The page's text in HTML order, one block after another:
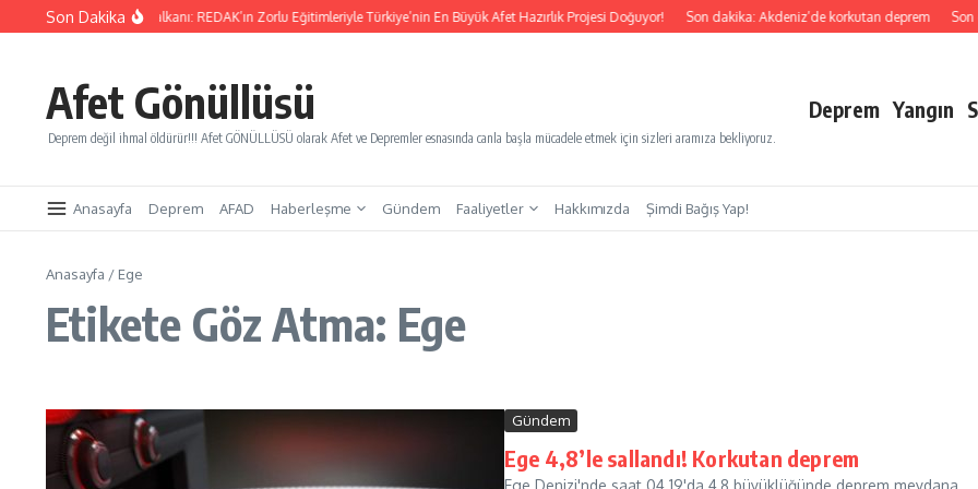
İçeriğe atlaSon Dakika
Kurtaracak Gençlik Kalkanı: REDAK’ın Zorlu Eğitimleriyle Türkiye’nin En Büyük Afet Hazırlık Projesi Doğuyor! Son dakika: Akdeniz’de korkutan deprem Son
Afet Gönüllüsü
Deprem değil ihmal öldürür!!! Afet GÖNÜLLÜSÜ olarak Afet ve Depremler esnasında canla başla mücadele etmek için sizleri aramıza bekliyoruz.
Deprem Yangın
Anasayfa Deprem AFAD Haberleşme Gündem Faaliyetler Hakkımızda Şimdi Bağış Yap!
Anasayfa / Ege
Etikete Göz Atma: Ege
Gündem
Ege 4,8’le sallandı! Korkutan deprem
Ege Denizi'nde saat 04.19'da 4,8 büyüklüğünde deprem meydana